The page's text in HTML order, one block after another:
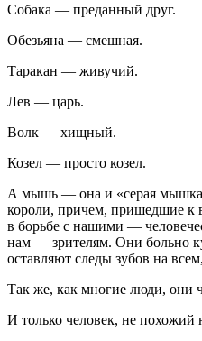
Собака — преданный друг.
Обезьяна — смешная.
Таракан — живучий.
Лев — царь.
Волк — хищный.
Козел — просто козел.
А мышь — она и «серая
короли, причем, пришедшие к
в борьбе с нашими —
нам — зрителям. Они больно
оставляют следы зубов на
Так же, как многие люди, они
И только человек, не похожий